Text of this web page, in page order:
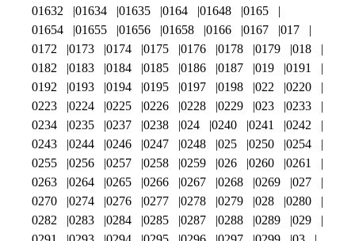
01632
01634 01635 0164 01648
0165
01654
01655 01656 01658 0166 0167
017
0172
0173 0174 0175 0176 0178 0179
018
0182
0183 0184 0185 0186 0187 019
0191
0192
0193 0194 0195 0197 0198 022
0220
0223
0224 0225 0226 0228 0229 023
0233
0234
0235 0237 0238 024 0240 0241
0242
0243
0244 0246 0247 0248 025 0250
0254
0255
0256 0257 0258 0259 026 0260
0261
0263
0264 0265 0266 0267 0268 0269
027
0270
0274 0276 0277 0278 0279 028
0280
0282
0283 0284 0285 0287 0288 0289
029